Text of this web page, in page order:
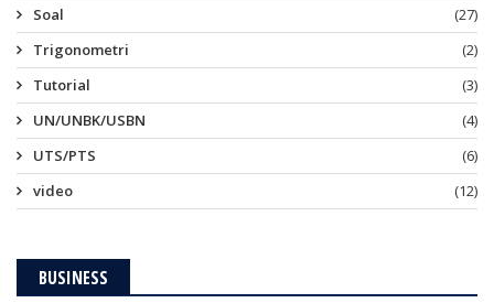
Soal
(27)
Trigonometri
(2)
Tutorial
(3)
UN/UNBK/USBN
(4)
UTS/PTS
(6)
video
(12)
BUSINESS